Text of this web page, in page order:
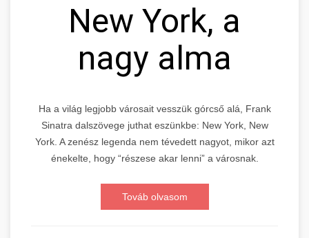
New York, a
nagy alma
Ha a világ legjobb városait vesszük górcső alá, Frank
Sinatra dalszövege juthat eszünkbe: New York, New
York. A zenész legenda nem tévedett nagyot, mikor azt
énekelte, hogy “részese akar lenni” a városnak.
Továb olvasom